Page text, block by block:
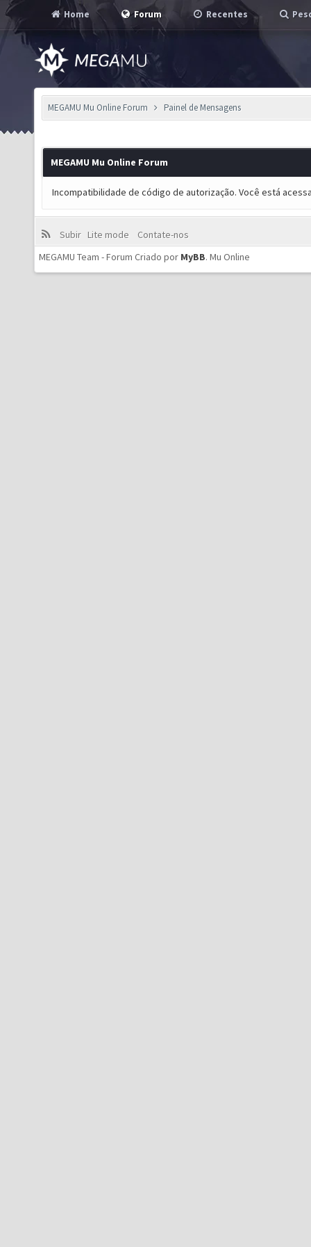
Home Forum Recentes
MEGAMU Mu Online Forum Painel de Mensagens
MEGAMU Mu Online Forum
Incompatibilidade de código de autorização. Você está
Subir Lite mode
Contate-nos
MEGAMU Team - Forum Criado por MyBB. Mu Online